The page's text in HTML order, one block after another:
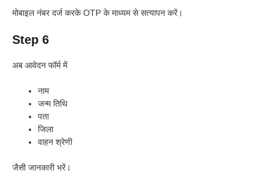
मोबाइल नंबर दर्ज करके OTP के माध्यम से सत्यापन करें।
Step 6
अब आवेदन फॉर्म में
नाम
जन्म तिथि
पता
जिला
वाहन श्रेणी
जैसी जानकारी भरें।